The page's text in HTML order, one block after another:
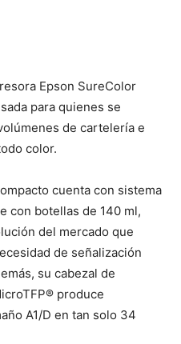
Epson SureColor
para quienes se
de cartelería e
color.
cuenta con sistema
con botellas de 140 ml,
del mercado que
de señalización
su cabezal de
produce
A1/D en tan solo 34